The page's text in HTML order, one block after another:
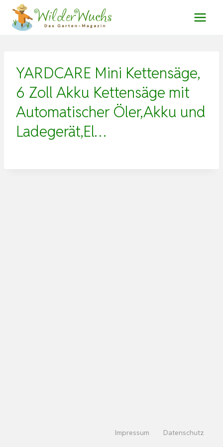
Zum
Inhalt
YARDCARE Mini Kettensäge,
6 Zoll Akku Kettensäge mit
Automatischer Öler,Akku und
Ladegerät,El…
Impressum Datenschutz